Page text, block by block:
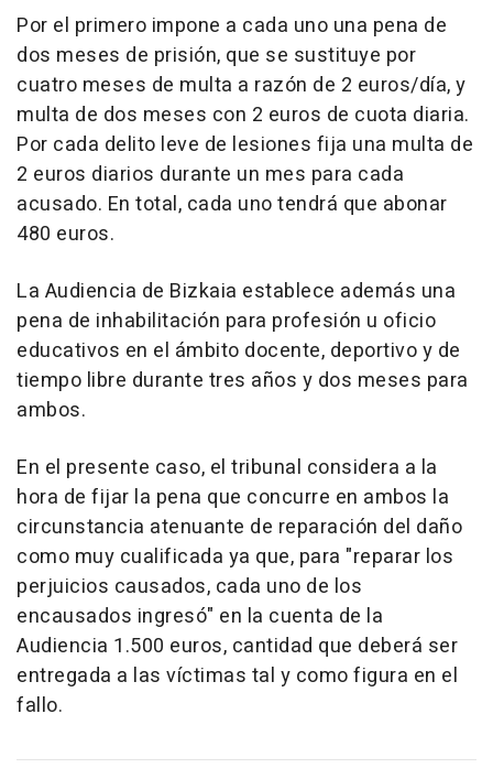
Por el primero impone a cada uno una pena de
dos meses de prisión, que se sustituye por
cuatro meses de multa a razón de 2 euros/día, y
multa de dos meses con 2 euros de cuota diaria.
Por cada delito leve de lesiones fija una multa de
2 euros diarios durante un mes para cada
acusado. En total, cada uno tendrá que abonar
480 euros.
La Audiencia de Bizkaia establece además una
pena de inhabilitación para profesión u oficio
educativos en el ámbito docente, deportivo y de
tiempo libre durante tres años y dos meses para
ambos.
En el presente caso, el tribunal considera a la
hora de fijar la pena que concurre en ambos la
circunstancia atenuante de reparación del daño
como muy cualificada ya que, para "reparar los
perjuicios causados, cada uno de los
encausados ingresó" en la cuenta de la
Audiencia 1.500 euros, cantidad que deberá ser
entregada a las víctimas tal y como figura en el
fallo.